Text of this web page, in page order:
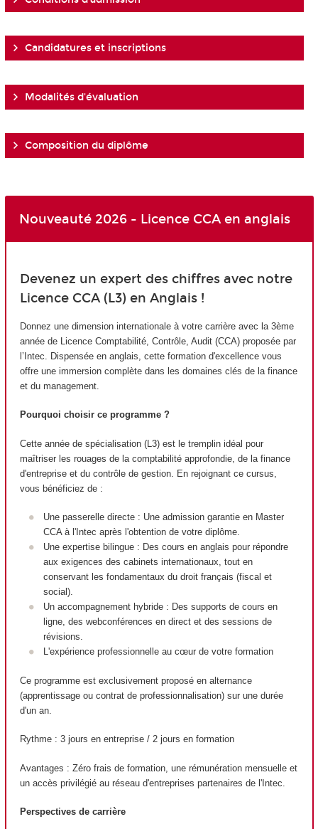
Candidatures et inscriptions
Modalités d'évaluation
Composition du diplôme
Nouveauté 2026 - Licence CCA en anglais
Devenez un expert des chiffres avec notre
Licence CCA (L3) en Anglais !
Donnez une dimension internationale à votre carrière avec la 3ème
année de Licence Comptabilité, Contrôle, Audit (CCA) proposée par
l’Intec. Dispensée en anglais, cette formation d'excellence vous
offre une immersion complète dans les domaines clés de la finance
et du management.
Pourquoi choisir ce programme ?
Cette année de spécialisation (L3) est le tremplin idéal pour
maîtriser les rouages de la comptabilité approfondie, de la finance
d'entreprise et du contrôle de gestion. En rejoignant ce cursus,
vous bénéficiez de :
Une passerelle directe : Une admission garantie en Master
CCA à l'Intec après l'obtention de votre diplôme.
Une expertise bilingue : Des cours en anglais pour répondre
aux exigences des cabinets internationaux, tout en
conservant les fondamentaux du droit français (fiscal et
social).
Un accompagnement hybride : Des supports de cours en
ligne, des webconférences en direct et des sessions de
révisions.
L'expérience professionnelle au cœur de votre formation
Ce programme est exclusivement proposé en alternance
(apprentissage ou contrat de professionnalisation) sur une durée
d'un an.
Rythme : 3 jours en entreprise / 2 jours en formation
Avantages : Zéro frais de formation, une rémunération mensuelle et
un accès privilégié au réseau d'entreprises partenaires de l'Intec.
Perspectives de carrière